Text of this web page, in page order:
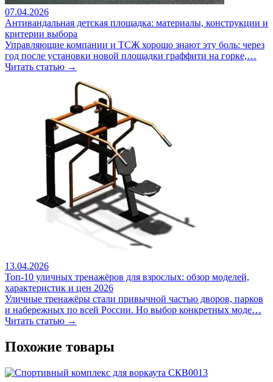
07.04.2026
Антивандальная детская площадка: материалы, конструкции и
критерии выбора
Управляющие компании и ТСЖ хорошо знают эту боль: через
год после установки новой площадки граффити на горке,…
Читать статью →
13.04.2026
Топ-10 уличных тренажёров для взрослых: обзор моделей,
характеристик и цен 2026
Уличные тренажёры стали привычной частью дворов, парков
и набережных по всей России. Но выбор конкретных моде…
Читать статью →
Похожие товары